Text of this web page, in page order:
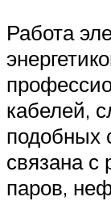
Работа
кабелей,
подобных
связана с
паров,